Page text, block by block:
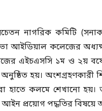
নাগরিক কমিটি
আইডিয়াল কলেজের
এইচএসসি ১ম ও ২য়
হয়। অংশগ্রহণকারী
হাতে কলমে শেখানো
প্রয়োগ পদ্ধতির বিষয়ে